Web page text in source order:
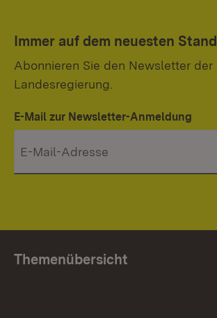
Immer auf dem neuesten Stand
Abonnieren Sie den Newsletter der
Landesregierung.
E-Mail zur Newsletter-Anmeldung
Themenübersicht